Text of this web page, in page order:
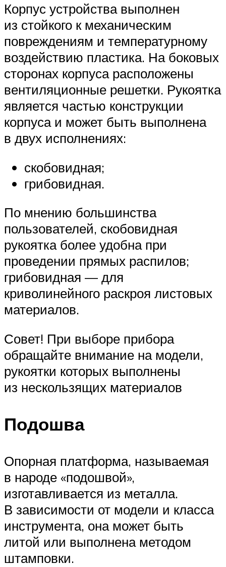
Корпус устройства выполнен
из стойкого к механическим
повреждениям и температурному
воздействию пластика. На боковых
сторонах корпуса расположены
вентиляционные решетки. Рукоятка
является частью конструкции
корпуса и может быть выполнена
в двух исполнениях:
скобовидная;
грибовидная.
По мнению большинства
пользователей, скобовидная
рукоятка более удобна при
проведении прямых распилов;
грибовидная — для
криволинейного раскроя листовых
материалов.
Совет! При выборе прибора
обращайте внимание на модели,
рукоятки которых выполнены
из нескользящих материалов
Подошва
Опорная платформа, называемая
в народе «подошвой»,
изготавливается из металла.
В зависимости от модели и класса
инструмента, она может быть
литой или выполнена методом
штамповки.